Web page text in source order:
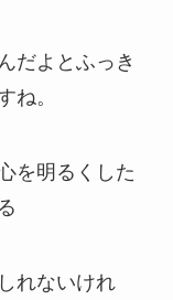
だよとふっき
ね。
を明るくした
れないけれ